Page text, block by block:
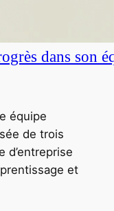
dans son
équipe
de trois
d’entreprise
et